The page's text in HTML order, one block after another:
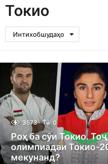
Токио
Интихобшудаҳо
3573 0
Роҳ ба сӯи Токио.
олимпиадаи Токио-
мекунанд?